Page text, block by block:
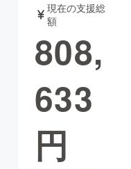
ゲーム・サ
書籍・雑誌
現在の支援総
額
808,
633
円